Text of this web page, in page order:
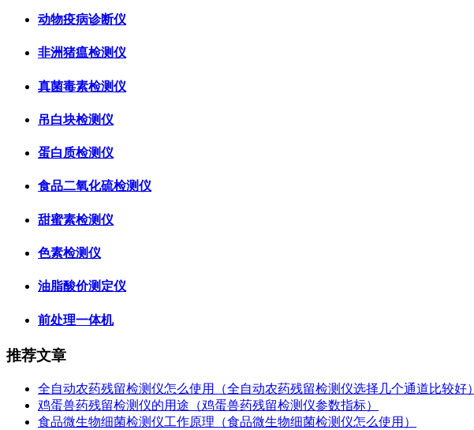
动物疫病诊断仪
非洲猪瘟检测仪
真菌毒素检测仪
吊白块检测仪
蛋白质检测仪
食品二氧化硫检测仪
甜蜜素检测仪
色素检测仪
油脂酸价测定仪
前处理一体机
推荐文章
全自动农药残留检测仪怎么使用（全自动农药残留检测仪选择几个通道比较好）
鸡蛋兽药残留检测仪的用途（鸡蛋兽药残留检测仪参数指标）
食品微生物细菌检测仪工作原理（食品微生物细菌检测仪怎么使用）